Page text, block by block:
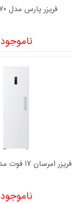
فریزر پارس مدل FRZNF170
ناموجود
فریزر امرسان 17 فوت مدل HIGHLUX
ناموجود